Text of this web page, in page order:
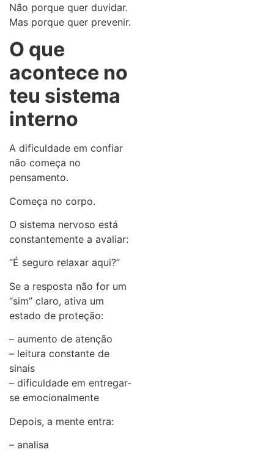
Não porque quer duvidar.
Mas porque quer prevenir.
O que
acontece no
teu sistema
interno
A dificuldade em confiar
não começa no
pensamento.
Começa no corpo.
O sistema nervoso está
constantemente a avaliar:
“É seguro relaxar aqui?”
Se a resposta não for um
“sim” claro, ativa um
estado de proteção:
– aumento de atenção
– leitura constante de
sinais
– dificuldade em entregar-
se emocionalmente
Depois, a mente entra:
– analisa